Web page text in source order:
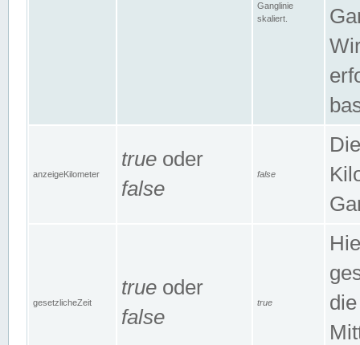
Ganglinie
skaliert.
anzeigeKilometer
true oder
false
false
gesetzlicheZeit
true oder
false
true